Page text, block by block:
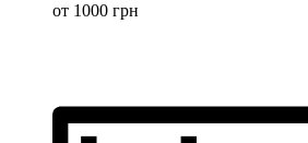
от 1000 грн